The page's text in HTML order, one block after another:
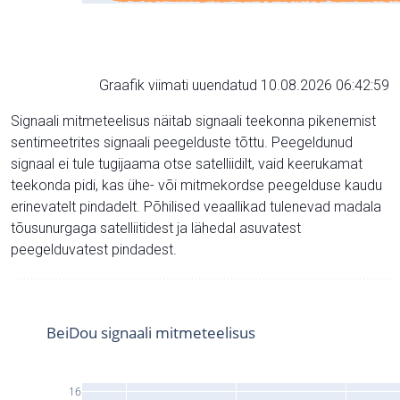
Graafik viimati uuendatud 10.08.2026 06:42:59
Signaali mitmeteelisus näitab signaali teekonna pikenemist
sentimeetrites signaali peegelduste tõttu. Peegeldunud
signaal ei tule tugijaama otse satelliidilt, vaid keerukamat
teekonda pidi, kas ühe- või mitmekordse peegelduse kaudu
erinevatelt pindadelt. Põhilised veaallikad tulenevad madala
tõusunurgaga satelliitidest ja lähedal asuvatest
peegelduvatest pindadest.
16
BeiDou signaali mitmeteelisus